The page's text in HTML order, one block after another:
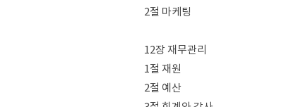
2절 마케팅
12장 재무관리
1절 재원
2절 예산